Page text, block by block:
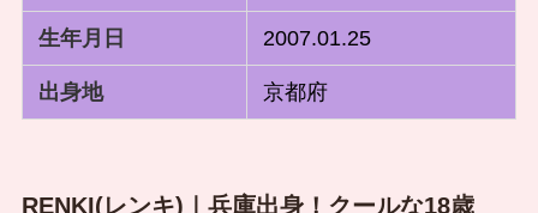
生年月日 2007.01.25
出身地 京都府
RENKI(レンキ)｜兵庫出身！クールな18歳